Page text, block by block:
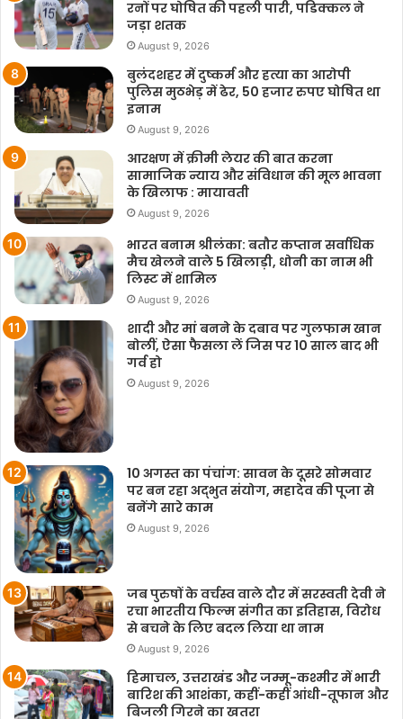
रनों पर घोषित की पहली पारी, पडिक्कल ने
जड़ा शतक
August 9, 2026
बुलंदशहर में दुष्कर्म और हत्या का आरोपी
पुलिस मुठभेड़ में ढेर, 50 हजार रुपए घोषित था
इनाम
August 9, 2026
आरक्षण में क्रीमी लेयर की बात करना
सामाजिक न्याय और संविधान की मूल भावना
के खिलाफ : मायावती
August 9, 2026
भारत बनाम श्रीलंका: बतौर कप्तान सर्वाधिक
मैच खेलने वाले 5 खिलाड़ी, धोनी का नाम भी
लिस्ट में शामिल
August 9, 2026
शादी और मां बनने के दबाव पर गुलफाम खान
बोलीं, ऐसा फैसला लें जिस पर 10 साल बाद भी
गर्व हो
August 9, 2026
10 अगस्त का पंचांग: सावन के दूसरे सोमवार
पर बन रहा अद्‌भुत संयोग, महादेव की पूजा से
बनेंगे सारे काम
August 9, 2026
जब पुरुषों के वर्चस्व वाले दौर में सरस्वती देवी ने
रचा भारतीय फिल्म संगीत का इतिहास, विरोध
से बचने के लिए बदल लिया था नाम
August 9, 2026
हिमाचल, उत्तराखंड और जम्मू-कश्मीर में भारी
बारिश की आशंका, कहीं-कहीं आंधी-तूफान और
बिजली गिरने का खतरा